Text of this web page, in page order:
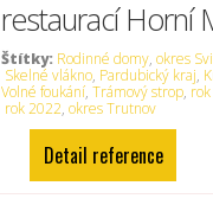
restaurací Horní
Štítky: Rodinné domy,okres
Skelné vlákno, Pardubický kraj,
Volné foukání,Trámový strop,
rok 2022,okres Trutnov
Detail reference